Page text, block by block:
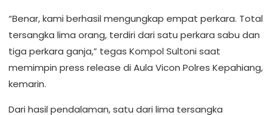
“Benar, kami berhasil mengungkap empat perkara. Total
tersangka lima orang, terdiri dari satu perkara sabu dan
tiga perkara ganja,” tegas Kompol Sultoni saat
memimpin press release di Aula Vicon Polres Kepahiang,
kemarin.
Dari hasil pendalaman, satu dari lima tersangka